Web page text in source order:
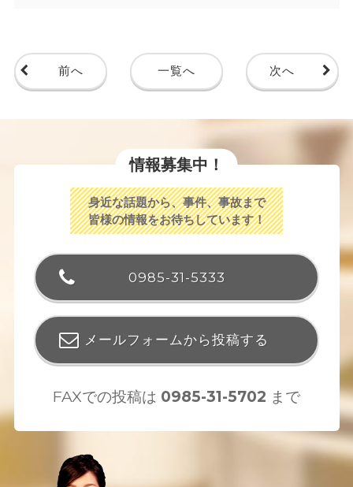
前へ 一覧へ 次へ
情報募集中！
身近な話題から、事件、事故まで
皆様の情報をお待ちしています！
0985-31-5333
メールフォームから投稿する
FAXでの投稿は 0985-31-5702 まで